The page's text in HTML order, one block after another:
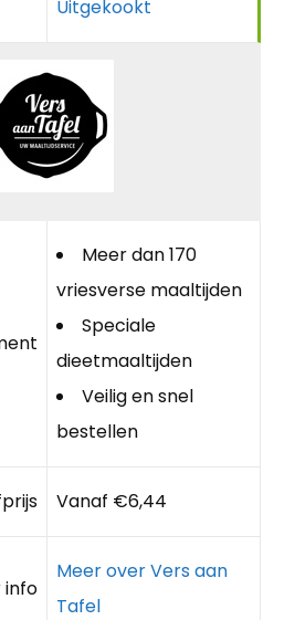
Uitgekookt
Meer dan 170
vriesverse maaltijden
Speciale
dieetmaaltijden
Veilig en snel
bestellen
Vanaf €6,44
info
Meer over Vers aan
Tafel